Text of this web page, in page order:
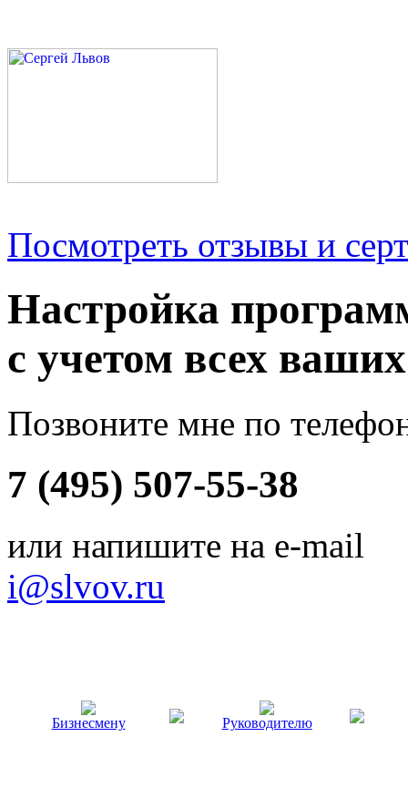
Посмотреть отзывы и
Настройка
с учетом всех
Позвоните мне по
7 (495) 507-55-38
или напишите на e-mail
i@slvov.ru
Бизнесмену Руководителю